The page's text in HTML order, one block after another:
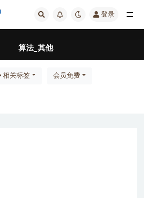
登录
算法_其他
相关标签 会员免费